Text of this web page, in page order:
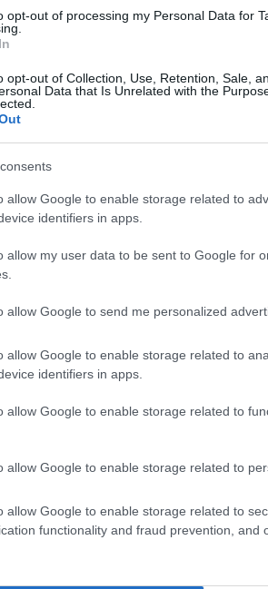
opt-out of processing my Personal Data for
opt-out of Collection, Use, Retention, Sale,
Data that Is Unrelated with the
allow Google to enable storage related to
identifiers in apps.
allow my user data to be sent to Google for
allow Google to send me personalized
allow Google to enable storage related to
identifiers in apps.
allow Google to enable storage related to
allow Google to enable storage related to
allow Google to enable storage related to
functionality and fraud prevention, and
στο facebook για τον